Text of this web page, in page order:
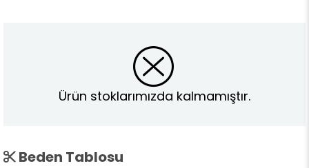
Ürün stoklarımızda kalmamıştır.
Beden Tablosu